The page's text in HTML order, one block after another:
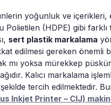
yoğunluk ve içerikleri,
Polietilen (HDPE) gibi
sert plastik markalama
edilmesi gereken önemli
mı yoksa mürekkep
Kalıcı markalama
tercih edilmektedir.
Inkjet Printer – CIJ)